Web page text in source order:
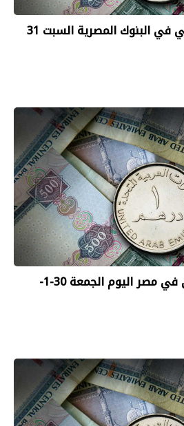
أسعار الدرهم الإماراتي في البنوك المصرية السبت 31
سعر الدرهم الإماراتي في مصر اليوم الجمعة 30-1-